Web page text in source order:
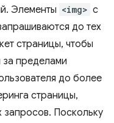
Элементы <img> с
до тех
страницы, чтобы
пределами
до более
страницы,
запросов. Поскольку